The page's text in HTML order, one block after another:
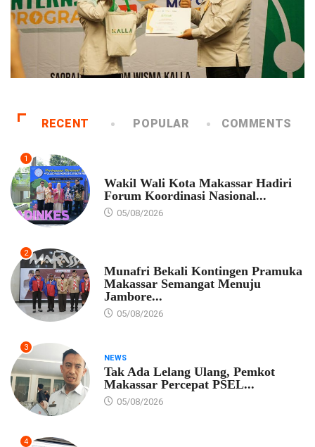
RECENT POPULAR COMMENTS
1
Wakil Wali Kota Makassar Hadiri
Forum Koordinasi Nasional...
05/08/2026
2
Munafri Bekali Kontingen Pramuka
Makassar Semangat Menuju
Jambore...
05/08/2026
3
NEWS
Tak Ada Lelang Ulang, Pemkot
Makassar Percepat PSEL...
05/08/2026
4